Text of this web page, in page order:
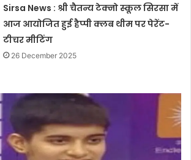
Sirsa News : श्री चैतन्य टेक्नो स्कूल सिरसा में
आज आयोजित हुई हैप्पी क्लब थीम पर पेरेंट-
टीचर मीटिंग
26 December 2025